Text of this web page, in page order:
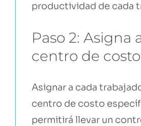
productividad de cada
Paso 2: Asigna
centro de costo
Asignar a cada
centro de costo
permitirá llevar un